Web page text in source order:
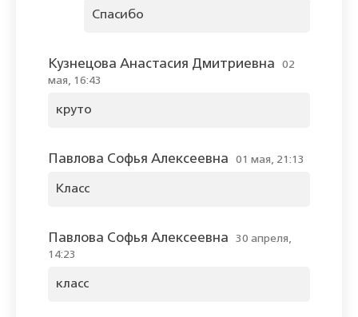
Спасибо
Кузнецова Анастасия Дмитриевна
02
мая, 16:43
круто
Павлова Софья Алексеевна 01 мая, 21:13
Класс
Павлова Софья Алексеевна
30 апреля,
14:23
класс